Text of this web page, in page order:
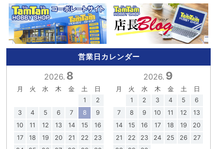
営業日カレンダー
2026. 8
月 火 水 木 金 土
日
1
2
3
4 5 6 7 8
9
10
11 12 13 14 15
16
17
18 19 20 21 22
23
2026. 9
月 火 水 木 金 土
日
1
2 3 4 5
6
7
8 9 10 11 12
13
14
15 16 17 18 19
20
21
22 23 24 25 26
27